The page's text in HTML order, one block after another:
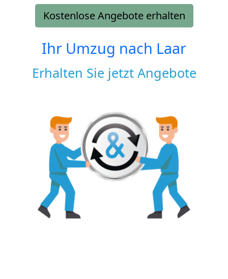
Kostenlose Angebote erhalten
Ihr Umzug nach Laar
Erhalten Sie jetzt Angebote